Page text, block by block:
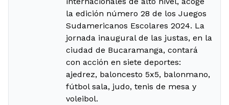
la edición número 28 de los Juegos
Sudamericanos Escolares 2024. La
jornada inaugural de las justas, en la
ciudad de Bucaramanga, contará
con acción en siete deportes:
ajedrez, baloncesto 5x5, balonmano,
fútbol sala, judo, tenis de mesa y
voleibol.